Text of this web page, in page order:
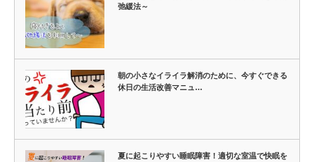
弛緩法～
朝の小さなイライラ解消のために、今すぐできる
休日の生活改善マニュ…
夏に起こりやすい睡眠障害！適切な室温で快眠を